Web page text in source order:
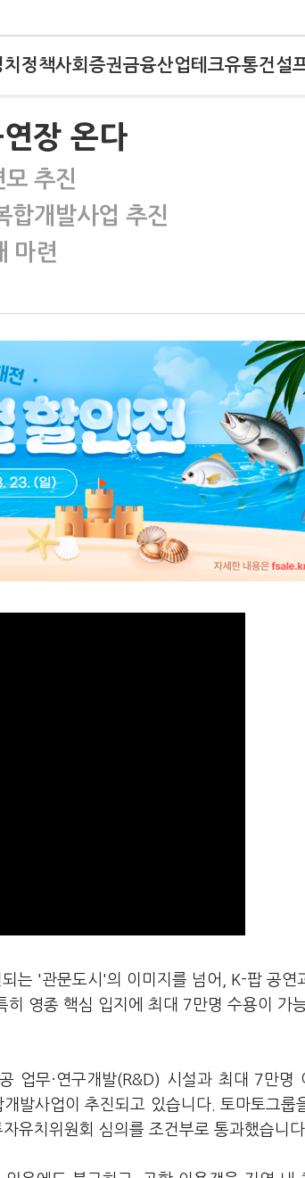
정책사회 증권금융산업테크유통건설
장 온다
추진
개발사업 추진
마련
는 '관문도시'의 이미지를 넘어, K-팝 공연
영종 핵심 입지에 최대 7만명 수용이 가
업무·연구개발(R&D) 시설과 최대 7만명
발사업이 추진되고 있습니다. 토마토그룹
유치위원회 심의를 조건부로 통과했습니